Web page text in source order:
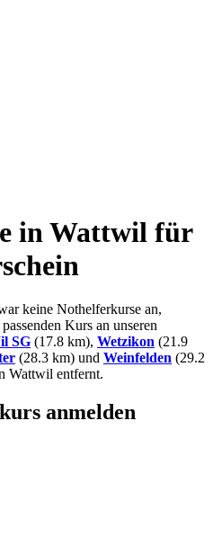
in Wattwil für
keine Nothelferkurse an,
Kurs an unseren
SG (17.8 km), Wetzikon (21.9
(28.3 km) und Weinfelden (29.2
Wattwil entfernt.
anmelden